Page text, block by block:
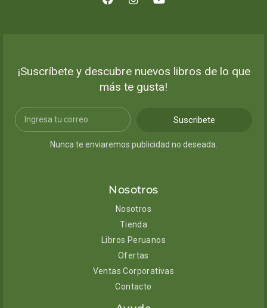
¡Suscríbete y descubre nuevos libros de lo que
más te gusta!
Suscribete
Nunca te enviaremos publicidad no deseada.
Nosotros
Nosotros
Tienda
Libros Peruanos
Ofertas
Ventas Corporativas
Contacto